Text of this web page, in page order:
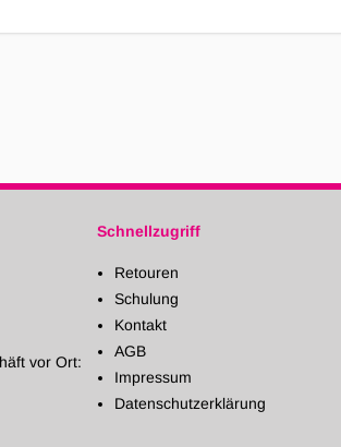
vor Ort:
Schnellzugriff
Retouren
Schulung
Kontakt
AGB
Impressum
Datenschutzerklärung